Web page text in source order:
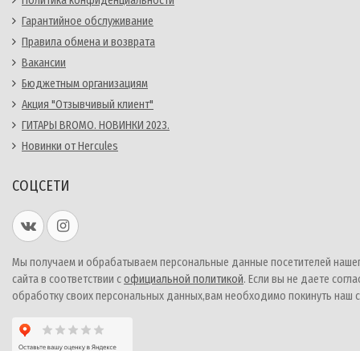
Гарантийное обслуживание
Правила обмена и возврата
Вакансии
Бюджетным организациям
Акция "Отзывчивый клиент"
ГИТАРЫ BROMO. НОВИНКИ 2023.
Новинки от Hercules
СОЦСЕТИ
Мы получаем и обрабатываем персональные данные посетителей
сайта в соответствии софициальной политикой. Если вы не даете
обработку своих персональных данных,вам необходимо покинуть наш